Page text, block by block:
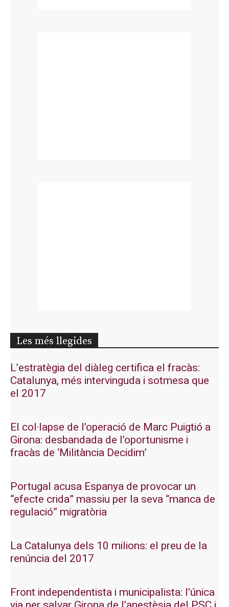
Les més llegides
L’estratègia del diàleg certifica el fracàs:
Catalunya, més intervinguda i sotmesa que
el 2017
El col·lapse de l’operació de Marc Puigtió a
Girona: desbandada de l’oportunisme i
fracàs de ‘Militància Decidim’
Portugal acusa Espanya de provocar un
“efecte crida” massiu per la seva “manca de
regulació” migratòria
La Catalunya dels 10 milions: el preu de la
renúncia del 2017
Front independentista i municipalista: l’única